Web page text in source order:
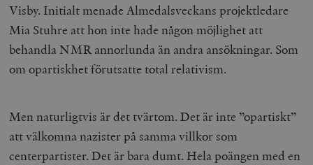
Visby. Initialt menade Almedalsveckans projektledare
Mia Stuhre att hon inte hade någon möjlighet att
behandla NMR annorlunda än andra ansökningar. Som
om opartiskhet förutsatte total relativism.
Men naturligtvis är det tvärtom. Det är inte ”opartiskt”
att välkomna nazister på samma villkor som
centerpartister. Det är bara dumt. Hela poängen med en